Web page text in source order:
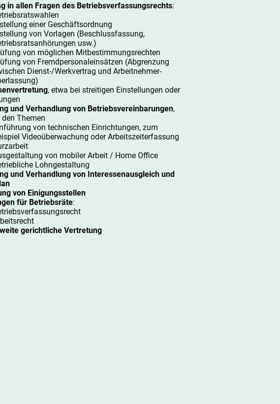
in allen Fragen des Betriebsverfassungsrechts:
einer Geschäftsordnung
von Vorlagen (Beschlussfassung,
usw.)
von möglichen Mitbestimmungsrechten
von Fremdpersonaleinsätzen (Abgrenzung
Dienst-/Werkvertrag und Arbeitnehmer-
, etwa bei streitigen Einstellungen oder
und Verhandlung von Betriebsvereinbarungen,
Themen
von technischen Einrichtungen, zum
Videoüberwachung oder Arbeitszeiterfassung
von mobiler Arbeit / Home Office
Lohngestaltung
und Verhandlung von Interessenausgleich und
von Einigungsstellen
für Betriebsräte:
gerichtliche Vertretung